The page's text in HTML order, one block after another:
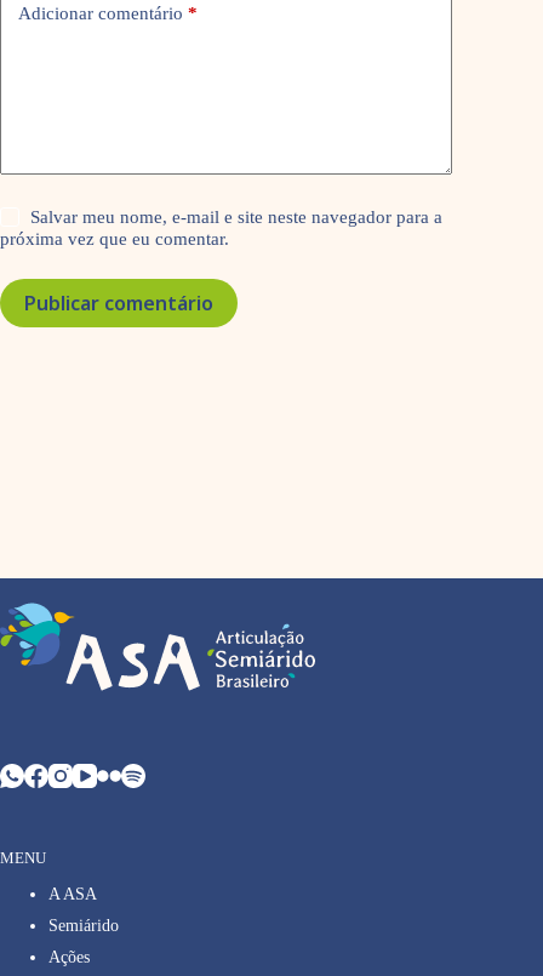
Adicionar comentário *
Salvar meu nome, e-mail e site neste navegador para a
próxima vez que eu comentar.
Publicar comentário
MENU
A ASA
Semiárido
Ações